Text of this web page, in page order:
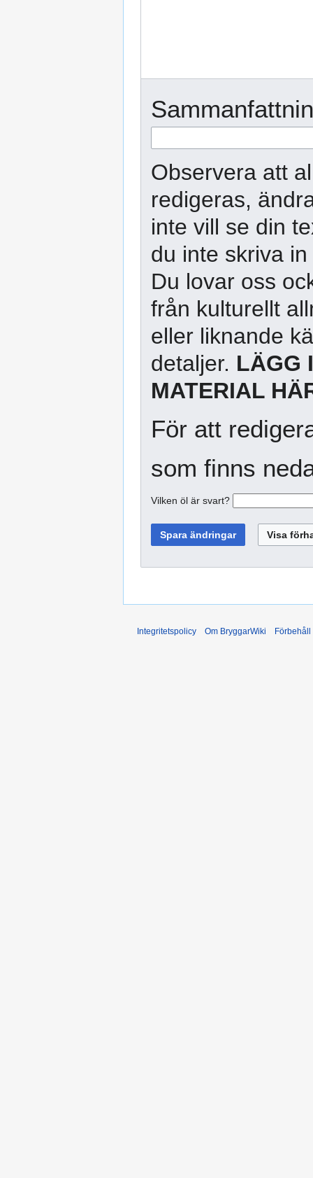
Observera att
redigeras,
inte vill se din
du inte skriva
Du lovar oss
från kulturellt
eller liknande
detaljer. LÄGG
MATERIAL
För att
som finns
Vilken öl är svart?
Integritetspolicy Om BryggarWiki Förbehåll